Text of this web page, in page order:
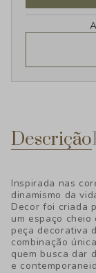
Descrição
Inspirada nas
dinamismo da
Decor foi criada
um espaço
peça decorativa
combinação
quem busca dar
e